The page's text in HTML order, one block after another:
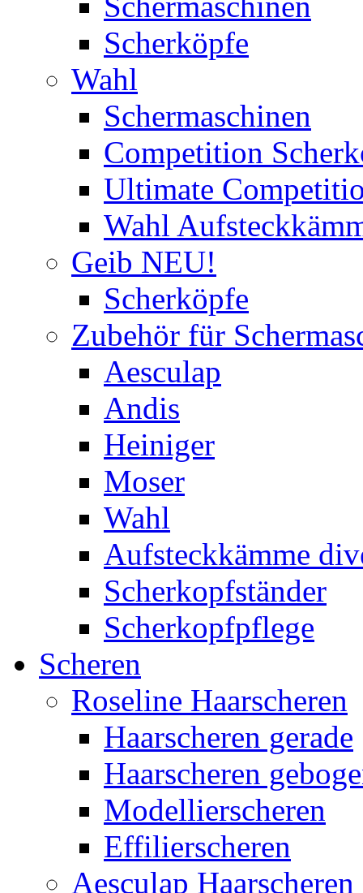
Scherköpfe
Wahl
Schermaschinen
Competition
Ultimate
Wahl
Geib NEU!
Scherköpfe
Zubehör für
Aesculap
Andis
Heiniger
Moser
Wahl
Aufsteckkämme
Scherkopfständer
Scherkopfpflege
Scheren
Roseline Haarscheren
Haarscheren gerade
Haarscheren
Modellierscheren
Effilierscheren
Aesculap Haarscheren